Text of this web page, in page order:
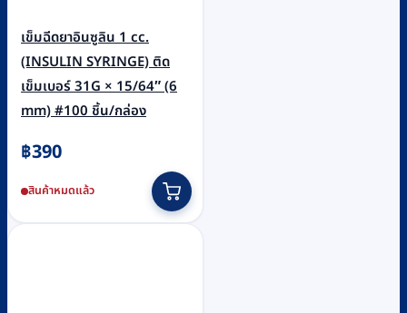
เข็มฉีดยาอินซูลิน 1 cc.
(INSULIN SYRINGE) ติด
เข็มเบอร์ 31G × 15/64″ (6
mm) #100 ชิ้น/กล่อง
฿390
สินค้าหมดแล้ว